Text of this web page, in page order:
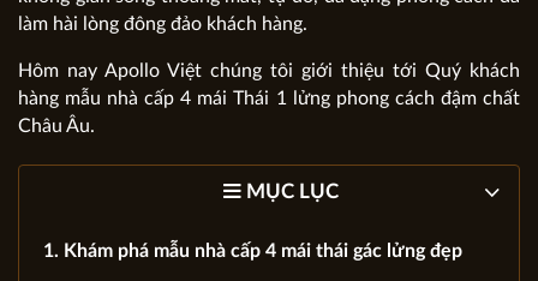
làm hài lòng đông đảo khách hàng.
Hôm nay Apollo Việt chúng tôi giới thiệu tới Quý khách
hàng mẫu nhà cấp 4 mái Thái 1 lửng phong cách đậm chất
Châu Âu.
MỤC LỤC
1. Khám phá mẫu nhà cấp 4 mái thái gác lửng đẹp